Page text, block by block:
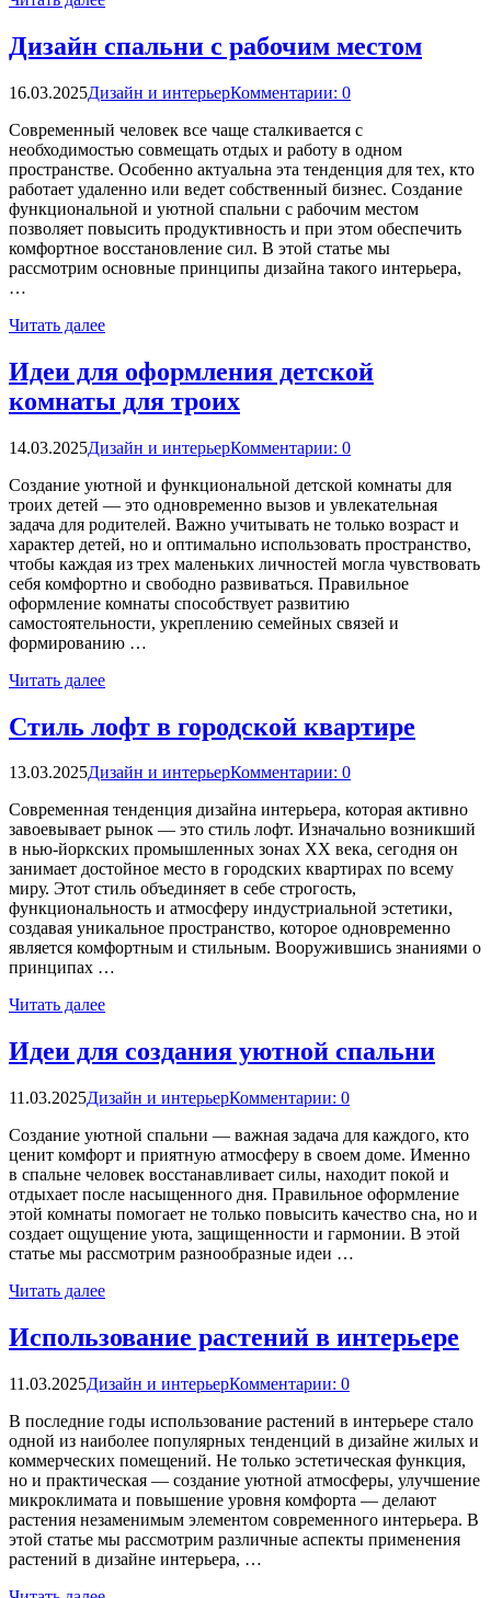
Дизайн спальни с рабочим местом
16.03.2025Дизайн и интерьерКомментарии: 0
Современный человек все чаще сталкивается с
необходимостью совмещать отдых и работу в одном
пространстве. Особенно актуальна эта тенденция для тех, кто
работает удаленно или ведет собственный бизнес. Создание
функциональной и уютной спальни с рабочим местом
позволяет повысить продуктивность и при этом обеспечить
комфортное восстановление сил. В этой статье мы
рассмотрим основные принципы дизайна такого интерьера,
…
Читать далее
Идеи для оформления детской
комнаты для троих
14.03.2025Дизайн и интерьерКомментарии: 0
Создание уютной и функциональной детской комнаты для
троих детей — это одновременно вызов и увлекательная
задача для родителей. Важно учитывать не только возраст и
характер детей, но и оптимально использовать пространство,
чтобы каждая из трех маленьких личностей могла чувствовать
себя комфортно и свободно развиваться. Правильное
оформление комнаты способствует развитию
самостоятельности, укреплению семейных связей и
формированию …
Читать далее
Стиль лофт в городской квартире
13.03.2025Дизайн и интерьерКомментарии: 0
Современная тенденция дизайна интерьера, которая активно
завоевывает рынок — это стиль лофт. Изначально возникший
в нью-йоркских промышленных зонах XX века, сегодня он
занимает достойное место в городских квартирах по всему
миру. Этот стиль объединяет в себе строгость,
функциональность и атмосферу индустриальной эстетики,
создавая уникальное пространство, которое одновременно
является комфортным и стильным. Вооружившись знаниями о
принципах …
Читать далее
Идеи для создания уютной спальни
11.03.2025Дизайн и интерьерКомментарии: 0
Создание уютной спальни — важная задача для каждого, кто
ценит комфорт и приятную атмосферу в своем доме. Именно
в спальне человек восстанавливает силы, находит покой и
отдыхает после насыщенного дня. Правильное оформление
этой комнаты помогает не только повысить качество сна, но и
создает ощущение уюта, защищенности и гармонии. В этой
статье мы рассмотрим разнообразные идеи …
Читать далее
Использование растений в интерьере
11.03.2025Дизайн и интерьерКомментарии: 0
В последние годы использование растений в интерьере стало
одной из наиболее популярных тенденций в дизайне жилых и
коммерческих помещений. Не только эстетическая функция,
но и практическая — создание уютной атмосферы, улучшение
микроклимата и повышение уровня комфорта — делают
растения незаменимым элементом современного интерьера. В
этой статье мы рассмотрим различные аспекты применения
растений в дизайне интерьера, …